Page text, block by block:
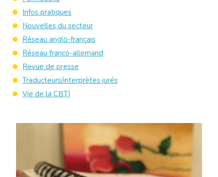
Infos pratiques
Nouvelles du secteur
Réseau anglo-français
Réseau franco-allemand
Revue de presse
Traducteurs/interprètes jurés
Vie de la CBTI